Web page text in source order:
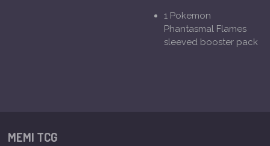
1 Pokemon
Phantasmal Flames
sleeved booster pack
MEMI TCG